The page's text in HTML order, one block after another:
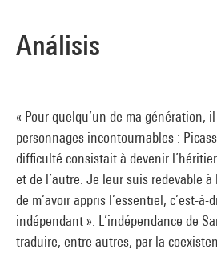
Análisis
« Pour quelqu’un de ma génération,
personnages incontournables :
difficulté consistait à devenir
et de l’autre. Je leur suis redevable à
de m’avoir appris l’essentiel, c’est-
indépendant ». L’indépendance de
traduire, entre autres, par la